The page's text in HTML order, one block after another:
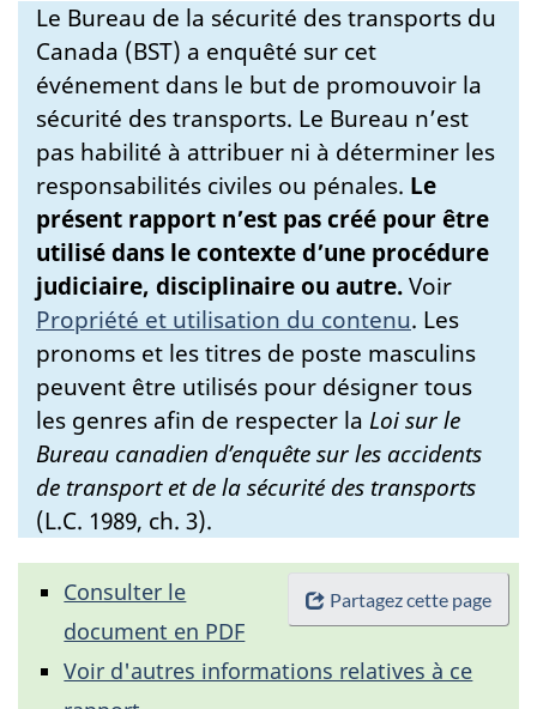
Le Bureau de la sécurité des transports du
Canada (BST) a enquêté sur cet
événement dans le but de promouvoir la
sécurité des transports. Le Bureau n’est
pas habilité à attribuer ni à déterminer les
responsabilités civiles ou pénales. Le
présent rapport n’est pas créé pour être
utilisé dans le contexte d’une procédure
judiciaire, disciplinaire ou autre.Voir
Propriété et utilisation du contenu. Les
pronoms et les titres de poste masculins
peuvent être utilisés pour désigner tous
les genres afin de respecter la Loi sur le
Bureau canadien d’enquête sur les accidents
de transport et de la sécurité des transports
(L.C. 1989, ch. 3).
Partagez cette page
Consulter le
document en PDF
Voir d'autres informations relatives à ce